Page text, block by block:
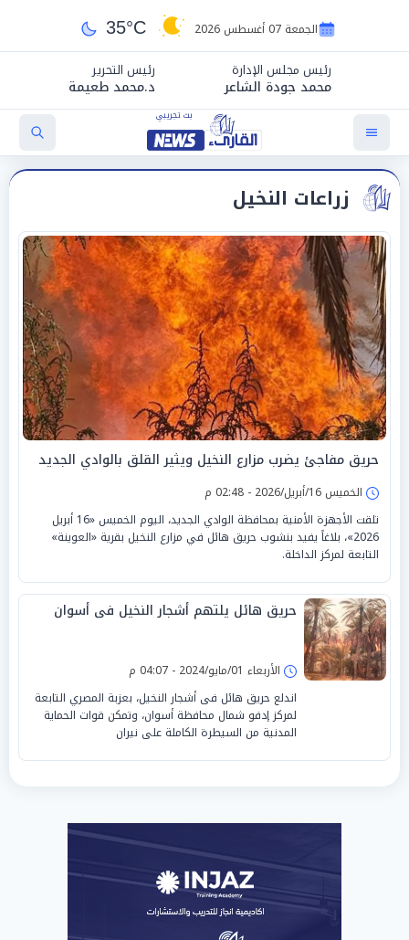
الجمعة 07 أغسطس 2026 35°C
رئيس مجلس الإدارة
محمد جودة الشاعر
رئيس التحرير
د.محمد طعيمة
زراعات النخيل
حريق مفاجئ يضرب مزارع النخيل ويثير القلق بالوادي الجديد
الخميس 16/أبريل/2026 - 02:48 م
تلقت الأجهزة الأمنية بمحافظة الوادي الجديد، اليوم الخميس «16 أبريل
2026»، بلاغاً يفيد بنشوب حريق هائل في مزارع النخيل بقرية «العوينة»
التابعة لمركز الداخلة.
حريق هائل يلتهم أشجار النخيل فى أسوان
الأربعاء 01/مايو/2024 - 04:07 م
اندلع حريق هائل فى أشجار النخيل، بعزبة المصري التابعة
لمركز إدفو شمال محافظة أسوان، وتمكن قوات الحماية
المدنية من السيطرة الكاملة على نيران